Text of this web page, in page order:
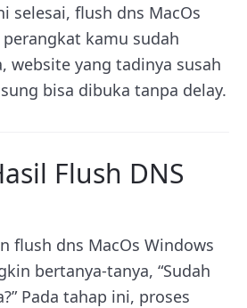
selesai, flush dns MacOs
kamu sudah
website yang tadinya susah
bisa dibuka tanpa delay.
Flush DNS
flush dns MacOs Windows
bertanya-tanya, “Sudah
Pada tahap ini, proses